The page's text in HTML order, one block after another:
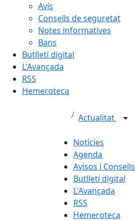
Avís
Consells de seguretat
Notes informatives
Bans
Butlletí digital
L'Avançada
RSS
Hemeroteca
Actualitat
Notícies
Agenda
Avisos i Consells
Butlletí digital
L'Avançada
RSS
Hemeroteca